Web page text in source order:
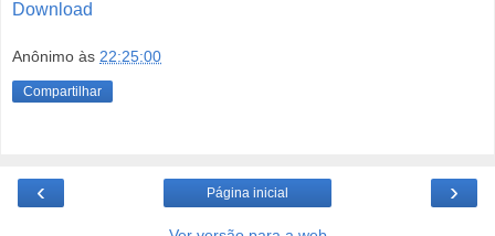
Download
Anônimo às 22:25:00
Compartilhar
‹ ›
Página inicial